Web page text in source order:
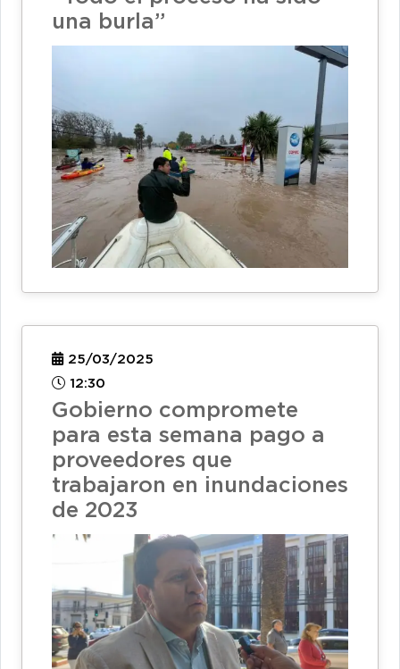
una burla”
25/03/2025
12:30
Gobierno compromete
para esta semana pago a
proveedores que
trabajaron en inundaciones
de 2023